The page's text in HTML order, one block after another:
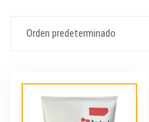
Orden predeterminado